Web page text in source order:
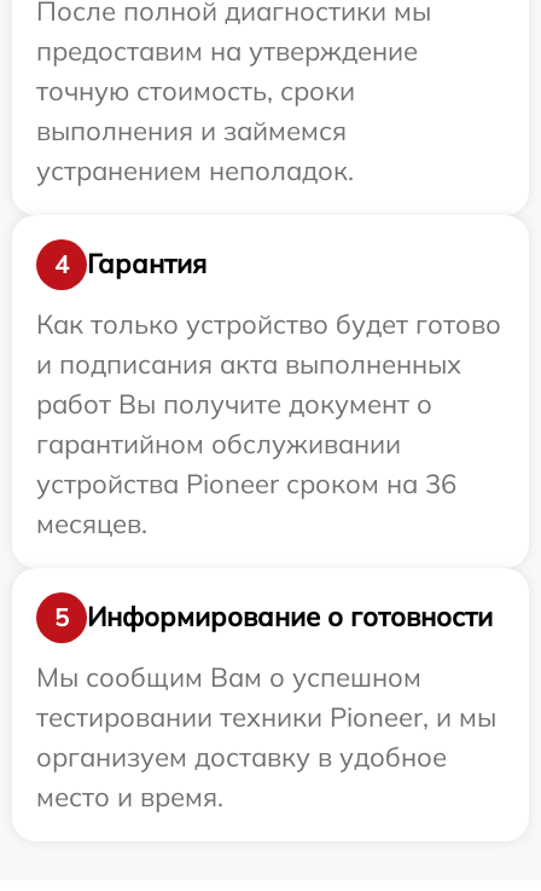
После полной диагностики мы
предоставим на утверждение
точную стоимость, сроки
выполнения и займемся
устранением неполадок.
4
Гарантия
Как только устройство будет готово
и подписания акта выполненных
работ Вы получите документ о
гарантийном обслуживании
устройства Pioneer сроком на 36
месяцев.
5
Информирование о готовности
Мы сообщим Вам о успешном
тестировании техники Pioneer, и мы
организуем доставку в удобное
место и время.